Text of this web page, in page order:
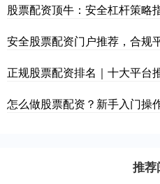
股票配资顶牛：安全杠杆策略
安全股票配资门户推荐，合规
正规股票配资排名｜十大平台
怎么做股票配资？新手入门操
推荐